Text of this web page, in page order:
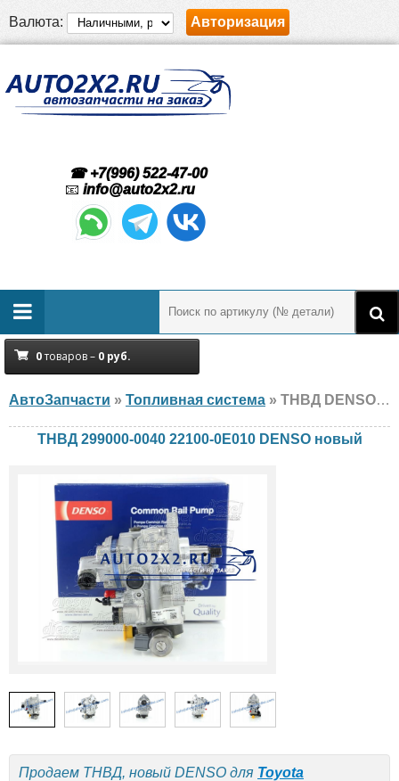
Валюта: Авторизация
☎ +7(996) 522-47-00
📧 info@auto2x2.ru
0товаров – 0 руб.
АвтоЗапчасти » Топливная система » ТНВД DENSO 299000-0040 22100-0E010 Toyota, новый
ТНВД 299000-0040 22100-0E010 DENSO новый
Продаем ТНВД, новый DENSO для Toyota